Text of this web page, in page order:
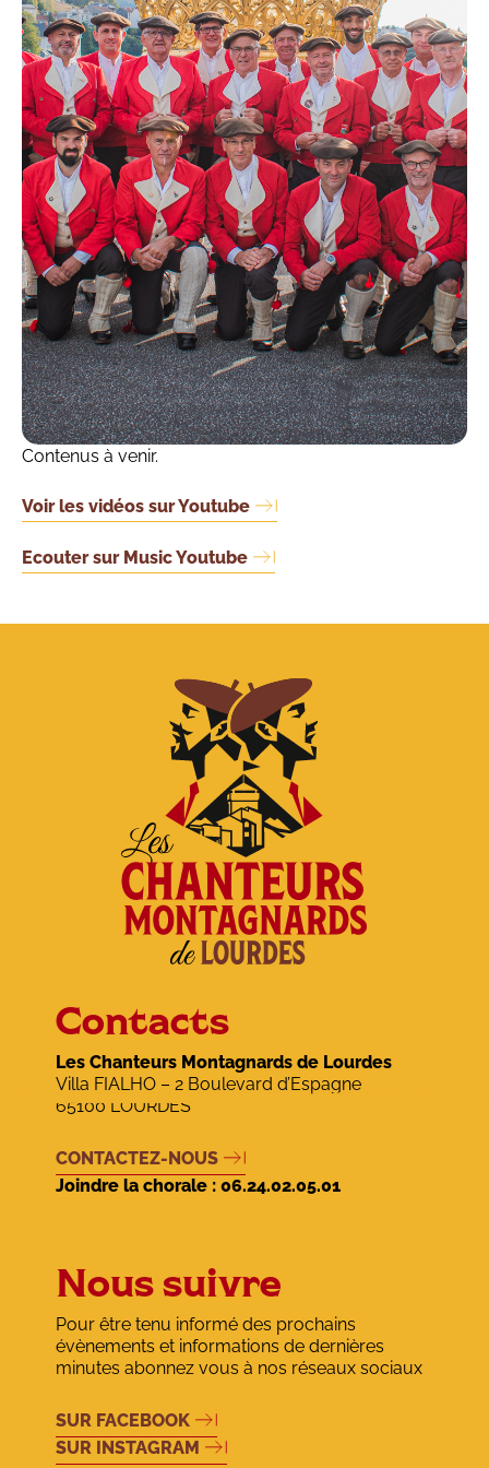
Vidéos
Contenus à venir.
Voir les vidéos sur Youtube
Ecouter sur Music Youtube
Contacts
Les Chanteurs Montagnards de Lourdes
Villa FIALHO – 2 Boulevard d’Espagne
65100 LOURDES
CONTACTEZ-NOUS
Joindre la chorale : 06.24.02.05.01
Nous suivre
Pour être tenu informé des prochains
évènements et informations de dernières
minutes abonnez vous à nos réseaux sociaux
SUR FACEBOOK
SUR INSTAGRAM